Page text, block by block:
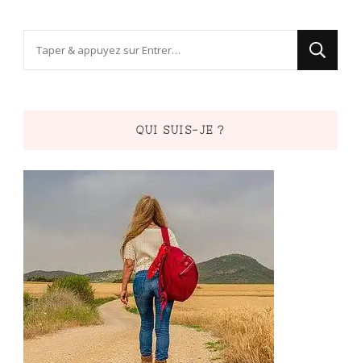
QUI SUIS-JE ?